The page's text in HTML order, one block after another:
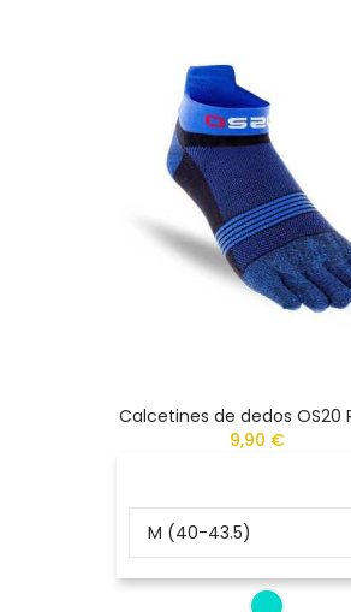
Calcetines de dedos OS20
9,90 €